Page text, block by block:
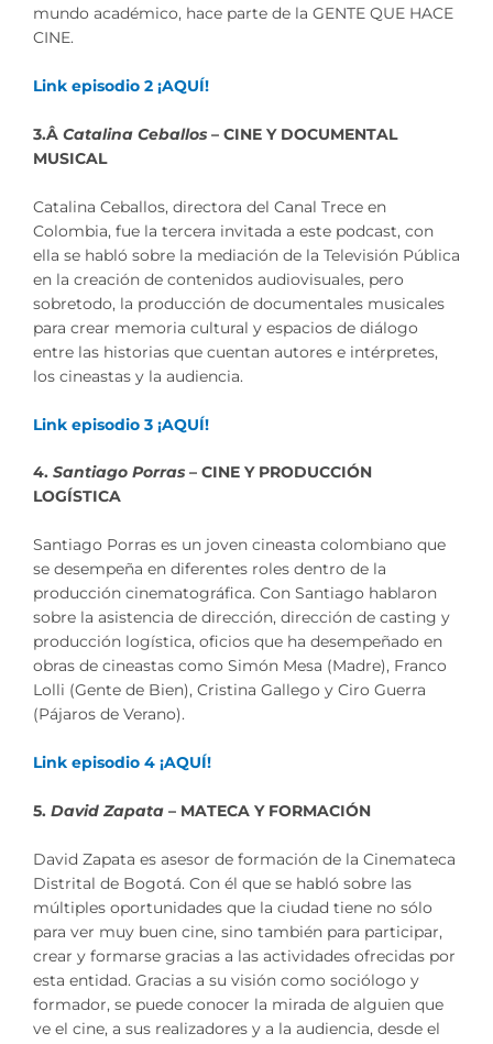
mundo académico, hace parte de la GENTE QUE HACE
CINE.
Link episodio 2 ¡AQUÍ!
3.Â Catalina Ceballos – CINE Y DOCUMENTAL
MUSICAL
Catalina Ceballos, directora del Canal Trece en
Colombia, fue la tercera invitada a este podcast, con
ella se habló sobre la mediación de la Televisión Pública
en la creación de contenidos audiovisuales, pero
sobretodo, la producción de documentales musicales
para crear memoria cultural y espacios de diálogo
entre las historias que cuentan autores e intérpretes,
los cineastas y la audiencia.
Link episodio 3 ¡AQUÍ!
4. Santiago Porras – CINE Y PRODUCCIÓN
LOGÍSTICA
Santiago Porras es un joven cineasta colombiano que
se desempeña en diferentes roles dentro de la
producción cinematográfica. Con Santiago hablaron
sobre la asistencia de dirección, dirección de casting y
producción logística, oficios que ha desempeñado en
obras de cineastas como Simón Mesa (Madre), Franco
Lolli (Gente de Bien), Cristina Gallego y Ciro Guerra
(Pájaros de Verano).
Link episodio 4 ¡AQUÍ!
5. David Zapata – MATECA Y FORMACIÓN
David Zapata es asesor de formación de la Cinemateca
Distrital de Bogotá. Con él que se habló sobre las
múltiples oportunidades que la ciudad tiene no sólo
para ver muy buen cine, sino también para participar,
crear y formarse gracias a las actividades ofrecidas por
esta entidad. Gracias a su visión como sociólogo y
formador, se puede conocer la mirada de alguien que
ve el cine, a sus realizadores y a la audiencia, desde el